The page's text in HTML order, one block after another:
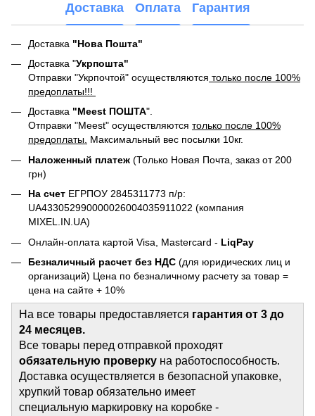
Доставка Оплата Гарантия
Доставка "Нова Пошта"
Доставка "Укрпошта"
Отправки "Укрпочтой" осуществляются только после 100%
предоплаты!!!
Доставка "Meest ПОШТА".
Отправки "Meest" осуществляются только после 100%
предоплаты. Максимальный вес посылки 10кг.
Наложенный платеж (Только Новая Почта, заказ от 200
грн)
На счет ЕГРПОУ 2845311773 п/р:
UA433052990000026004035911022 (компания
MIXEL.IN.UA)
Онлайн-оплата картой Visa, Mastercard - LiqPay
Безналичный расчет без НДС (для юридических лиц и
организаций) Цена по безналичному расчету за товар =
цена на сайте + 10%
На все товары предоставляется гарантия от 3 до
24 месяцев.
Все товары перед отправкой проходят
обязательную проверку на работоспособность.
Доставка осуществляется в безопасной упаковке,
хрупкий товар обязательно имеет
специальную маркировку на коробке -